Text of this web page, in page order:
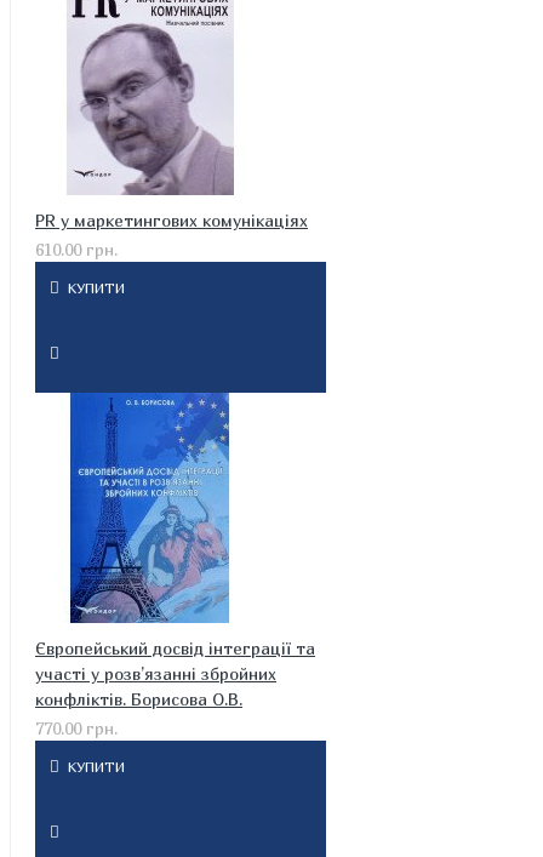
PR у маркетингових комунікаціях
610.00 грн.
КУПИТИ
Європейський досвід інтеграції та
участі у розв’язанні збройних
конфліктів. Борисова О.В.
770.00 грн.
КУПИТИ